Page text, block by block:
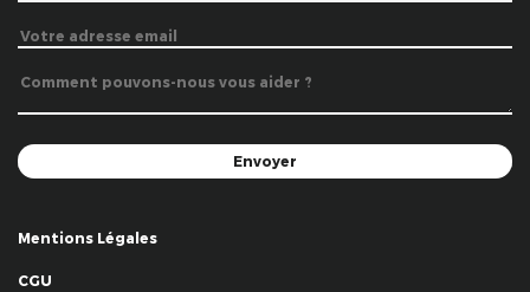
Mentions Légales
CGU